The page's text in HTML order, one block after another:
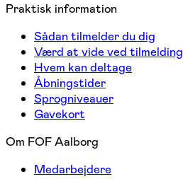
Praktisk information
Sådan tilmelder du dig
Værd at vide ved tilmelding
Hvem kan deltage
Åbningstider
Sprogniveauer
Gavekort
Om FOF Aalborg
Medarbejdere